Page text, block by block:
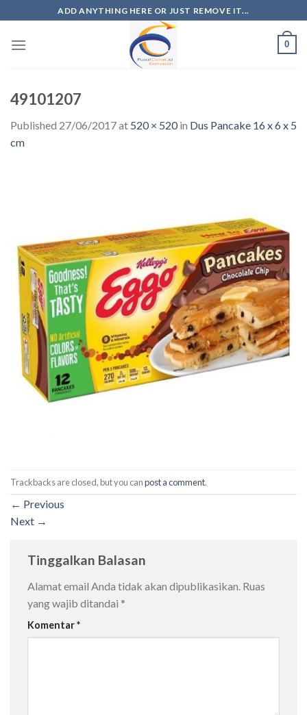
ADD ANYTHING HERE OR JUST REMOVE IT...
0
49101207
Published 27/06/2017at 520 × 520in Dus Pancake 16 x 6 x 5
cm
Trackbacks are closed, but you canpost a comment.
← Previous
Next →
Tinggalkan Balasan
Alamat email Anda tidak akan dipublikasikan. Ruas
yang wajib ditandai *
Komentar*